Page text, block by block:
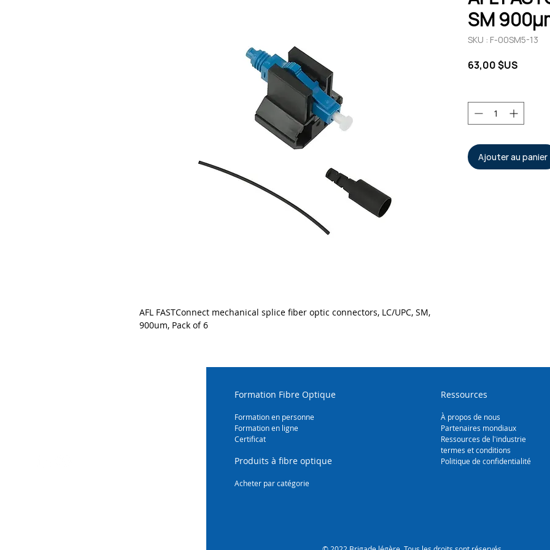
AFL FASTConnect mechanical splice fiber optic connectors, LC/UPC, SM,
900um, Pack of 6
SM
SKU : F-00SM5-13
63,00 $US
Ajouter au panier
Formation Fibre Optique
Formation en personne
Formation en ligne
Certificat
Produits à fibre optique
Acheter par catégorie
Ressources
À propos de nous
Partenaires mondiaux
Ressources de l'industrie
termes et conditions
Politique de confidentialité